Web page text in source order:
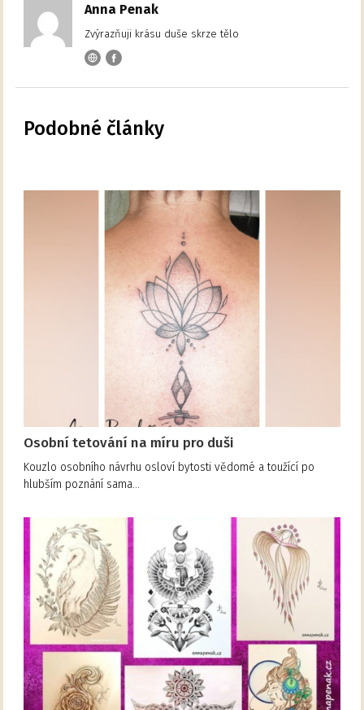
Anna Penak
Zvýrazňuji krásu duše skrze tělo
Podobné články
Osobní tetování na míru pro duši
Kouzlo osobního návrhu osloví bytosti vědomé a toužící po
hlubším poznání sama…